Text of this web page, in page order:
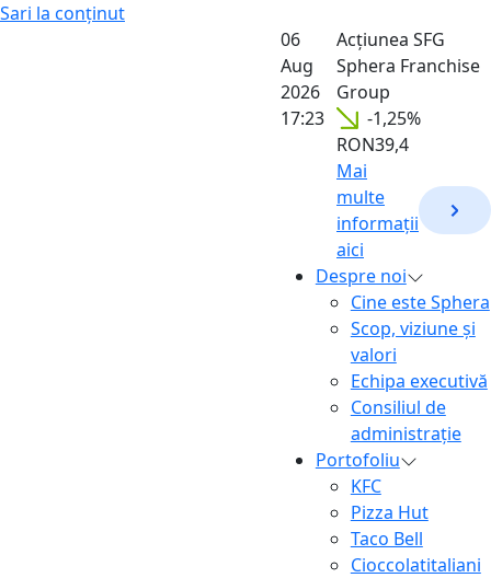
Sari la conținut
06
Aug
2026
17:23
Acțiunea SFG
Sphera Franchise
Group
-1,25%
RON39,4
Mai
multe
informații
aici
Despre noi
Cine este Sphera
Scop, viziune și
valori
Echipa executivă
Consiliul de
administrație
Portofoliu
KFC
Pizza Hut
Taco Bell
Cioccolatitaliani